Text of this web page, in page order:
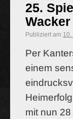
25.
Publiziert am 10.
Per
einem
mit nun